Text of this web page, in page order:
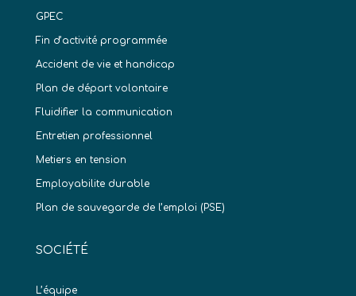
GPEC
Fin d’activité programmée
Accident de vie et handicap
Plan de départ volontaire
Fluidifier la communication
Entretien professionnel
Metiers en tension
Employabilite durable
Plan de sauvegarde de l’emploi (PSE)
SOCIÉTÉ
L’équipe